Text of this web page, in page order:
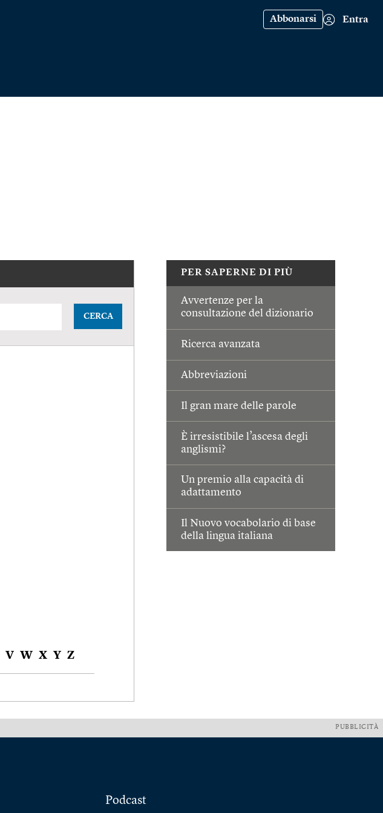
Abbonarsi Entra
PER SAPERNE DI PIÙ
Avvertenze per la
consultazione del dizionario
Ricerca avanzata
Abbreviazioni
Il gran mare delle parole
È irresistibile l’ascesa degli
anglismi?
Un premio alla capacità di
adattamento
Il Nuovo vocabolario di base
della lingua italiana
CERCA
V W X Y Z
PUBBLICITÀ
Podcast